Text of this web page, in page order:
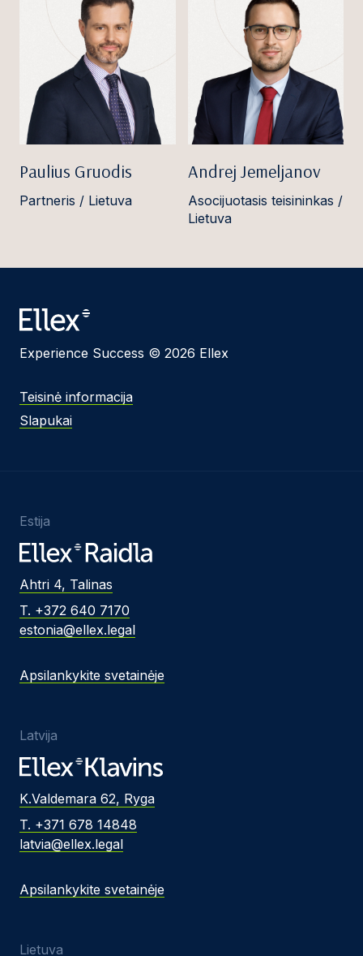
Paulius Gruodis
Partneris / Lietuva
Andrej Jemeljanov
Asocijuotasis teisininkas /
Lietuva
Experience Success © 2026 Ellex
Teisinė informacija
Slapukai
Estija
Ahtri 4, Talinas
T. +372 640 7170
estonia@ellex.legal
Apsilankykite svetainėje
Latvija
K.Valdemara 62, Ryga
T. +371 678 14848
latvia@ellex.legal
Apsilankykite svetainėje
Lietuva